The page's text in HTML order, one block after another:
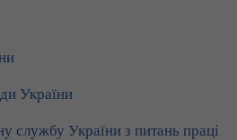
України
службу України з питань праці